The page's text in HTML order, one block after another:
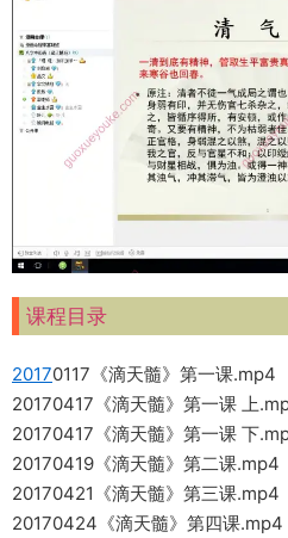
课程目录
20170117《滴天髓》第一课.mp4
20170417《滴天髓》第一课 上
20170417《滴天髓》第一课 下
20170419《滴天髓》第二课.mp4
20170421《滴天髓》第三课.mp4
20170424《滴天髓》第四课.mp4